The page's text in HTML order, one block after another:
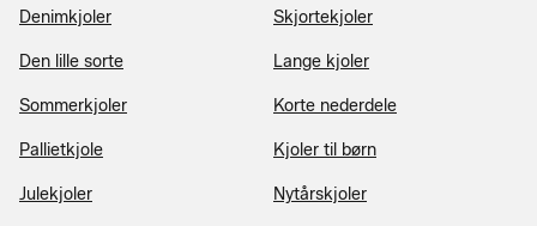
Denimkjoler Skjortekjoler
Den lille sorte Lange kjoler
Sommerkjoler Korte nederdele
Pallietkjole Kjoler til børn
Julekjoler Nytårskjoler